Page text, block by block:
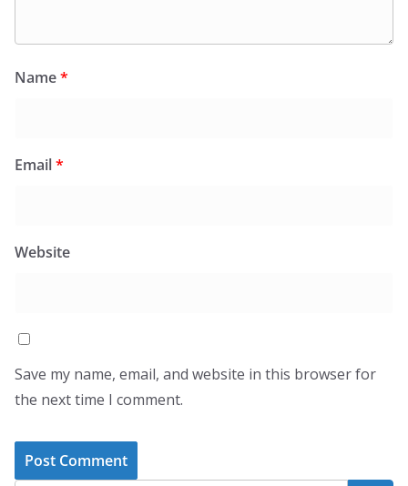
Name*
Email*
Website
Save my name, email, and website in this browser for
the next time I comment.